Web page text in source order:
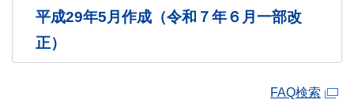
平成29年5月作成（令和７年６月一部改
正）
FAQ検索